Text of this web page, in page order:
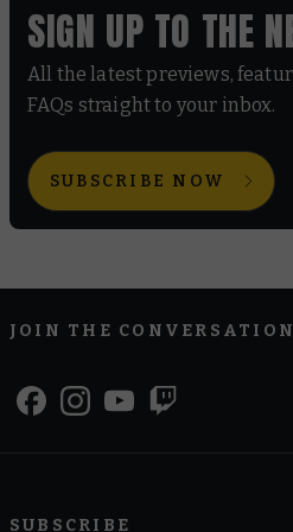
SIGN UP TO THE
All the latest previews,
FAQs straight to your inbox.
SUBSCRIBE NOW
JOIN THE CONVERSATION
SUBSCRIBE